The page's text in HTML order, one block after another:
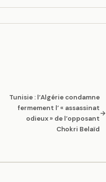
Tunisie : l’Algérie condamne
fermement l’ « assassinat
odieux » de l’opposant
Chokri Belaïd
→